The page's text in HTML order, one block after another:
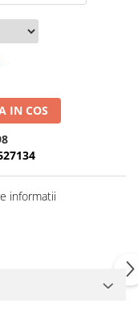
IN COS
informatii